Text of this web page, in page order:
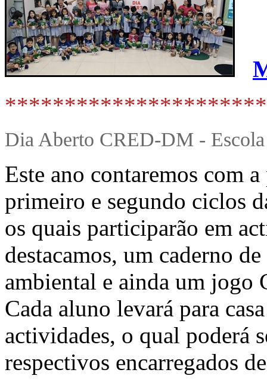
Dia Aberto CRED-DM - Escola
Este ano contaremos com
primeiro e segundo ciclos
os quais participarão em
destacamos, um caderno
ambiental e ainda um jogo
Cada aluno levará para
actividades, o qual poderá
respectivos encarregados